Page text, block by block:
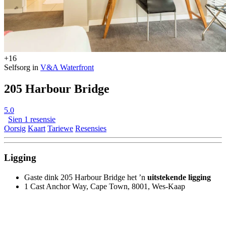
+16
Selfsorg in V&A Waterfront
205 Harbour Bridge
5.0
Sien 1 resensie
Oorsig Kaart Tariewe Resensies
Ligging
Gaste dink 205 Harbour Bridge het ’n uitstekende ligging
1 Cast Anchor Way, Cape Town, 8001, Wes-Kaap